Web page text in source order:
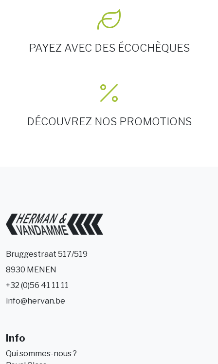
PAYEZ AVEC DES ÉCOCHÈQUES
DÉCOUVREZ NOS PROMOTIONS
Bruggestraat 517/519
8930 MENEN
+32 (0)56 41 11 11
info@hervan.be
Info
Qui sommes-nous ?